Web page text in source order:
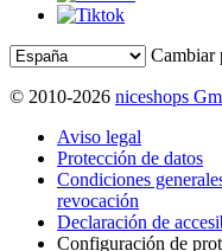
Cambiar
© 2010-2026 niceshops
Aviso legal
Protección de datos
Condiciones
revocación
Declaración de
Configuración de